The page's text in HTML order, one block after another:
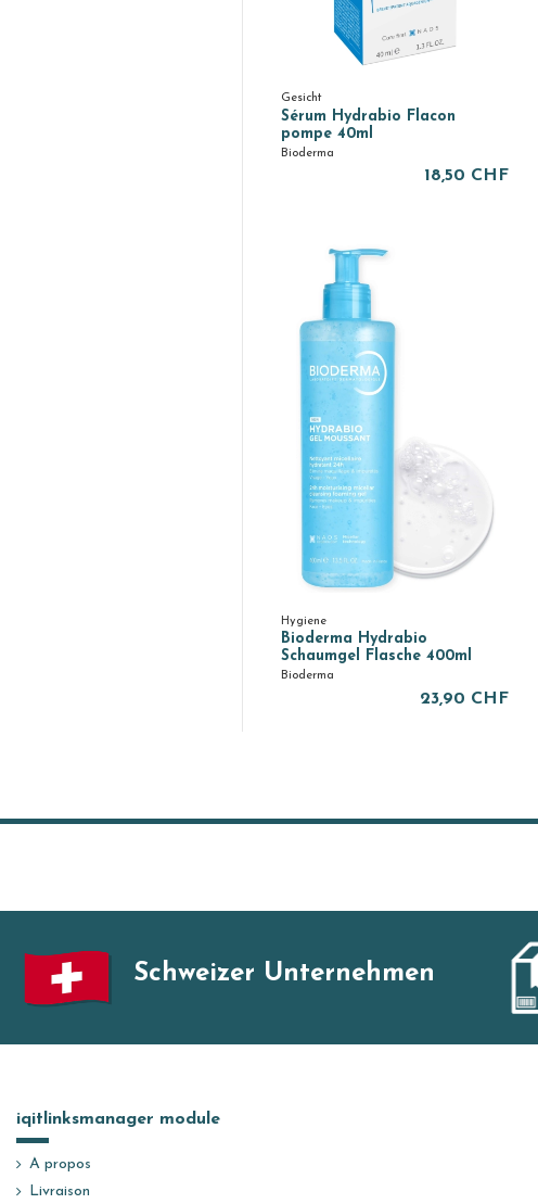
Gesicht
Sérum Hydrabio Flacon
pompe 40ml
Bioderma
18,50 CHF
Hygiene
Bioderma Hydrabio
Schaumgel Flasche 400ml
Bioderma
23,90 CHF
Schweizer Unternehmen
iqitlinksmanager module
A propos
Livraison